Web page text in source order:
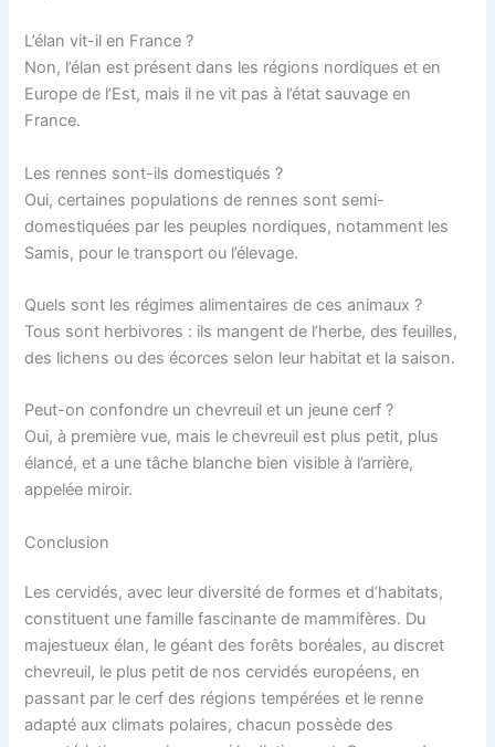
L’élan vit-il en France ?
Non, l’élan est présent dans les régions nordiques et en
Europe de l’Est, mais il ne vit pas à l’état sauvage en
France.
Les rennes sont-ils domestiqués ?
Oui, certaines populations de rennes sont semi-
domestiquées par les peuples nordiques, notamment les
Samis, pour le transport ou l’élevage.
Quels sont les régimes alimentaires de ces animaux ?
Tous sont herbivores : ils mangent de l’herbe, des feuilles,
des lichens ou des écorces selon leur habitat et la saison.
Peut-on confondre un chevreuil et un jeune cerf ?
Oui, à première vue, mais le chevreuil est plus petit, plus
élancé, et a une tâche blanche bien visible à l’arrière,
appelée miroir.
Conclusion
Les cervidés, avec leur diversité de formes et d’habitats,
constituent une famille fascinante de mammifères. Du
majestueux élan, le géant des forêts boréales, au discret
chevreuil, le plus petit de nos cervidés européens, en
passant par le cerf des régions tempérées et le renne
adapté aux climats polaires, chacun possède des